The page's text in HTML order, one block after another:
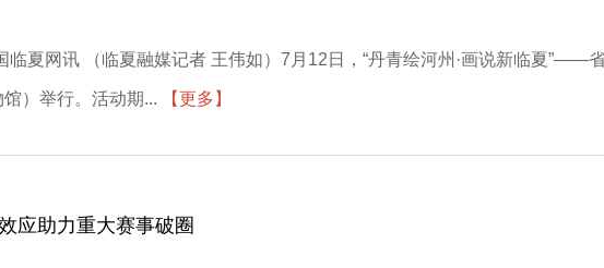
临夏网讯 （临夏融媒记者 王伟如）7月12日，“丹青绘河州·画说新临夏
）举行。活动期... 【更多】
应助力重大赛事破圈